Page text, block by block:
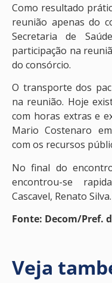
Como resultado
reunião apenas do
Secretaria de
participação na
do consórcio.
O transporte dos
na reunião. Hoje
com horas extras e
Mario Costenaro
com os recursos
No final do
encontrou-se
Cascavel, Renato Silva.
Fonte: Decom/Pref.
Veja